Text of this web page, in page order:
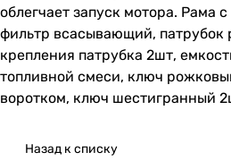
облегчает запуск мотора. Рама
фильтр всасывающий, патрубок
крепления патрубка 2шт,
топливной смеси, ключ
воротком, ключ шестигранный
Назад к списку